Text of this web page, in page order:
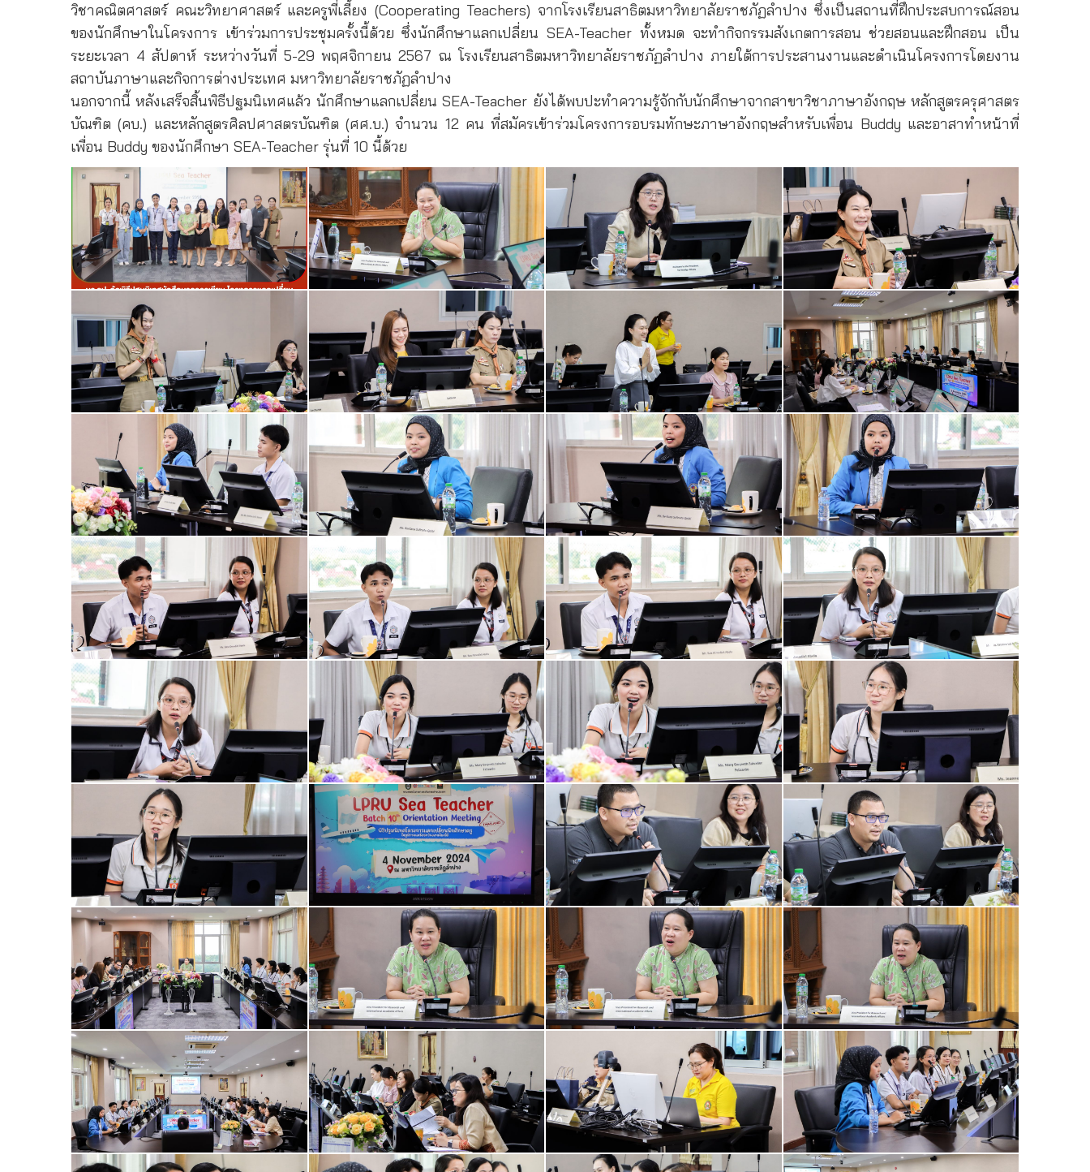
วิชาคณิตศาสตร์ คณะวิทยาศาสตร์ และครูพี่เลี้ยง (Cooperating Teachers) จากโรงเรียนสาธิตมหาวิทยาลัยราชภัฏลำปาง ซึ่งเป็นสถานที่ฝึกประสบการณ์สอน
ของนักศึกษาในโครงการ เข้าร่วมการประชุมครั้งนี้ด้วย ซึ่งนักศึกษาแลกเปลี่ยน SEA-Teacher ทั้งหมด จะทำกิจกรรมสังเกตการสอน ช่วยสอนและฝึกสอน เป็น
ระยะเวลา 4 สัปดาห์ ระหว่างวันที่ 5-29 พฤศจิกายน 2567 ณ โรงเรียนสาธิตมหาวิทยาลัยราชภัฏลำปาง ภายใต้การประสานงานและดำเนินโครงการโดยงาน
สถาบันภาษาและกิจการต่างประเทศ มหาวิทยาลัยราชภัฏลำปาง
นอกจากนี้ หลังเสร็จสิ้นพิธีปฐมนิเทศแล้ว นักศึกษาแลกเปลี่ยน SEA-Teacher ยังได้พบปะทำความรู้จักกับนักศึกษาจากสาขาวิชาภาษาอังกฤษ หลักสูตรครุศาสตร
บัณฑิต (คบ.) และหลักสูตรศิลปศาสตรบัณฑิต (ศศ.บ.) จำนวน 12 คน ที่สมัครเข้าร่วมโครงการอบรมทักษะภาษาอังกฤษสำหรับเพื่อน Buddy และอาสาทำหน้าที่
เพื่อน Buddy ของนักศึกษา SEA-Teacher รุ่นที่ 10 นี้ด้วย